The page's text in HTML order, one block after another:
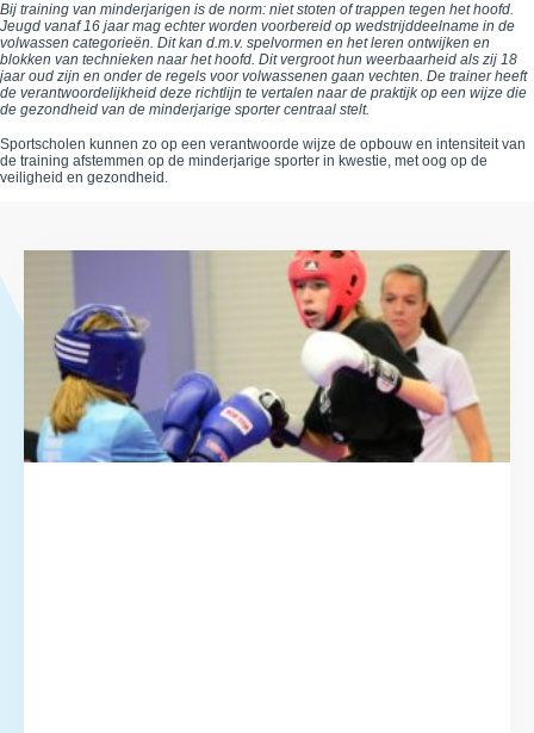
Bij training van minderjarigen is de norm: niet stoten of trappen tegen het hoofd.
Jeugd vanaf 16 jaar mag echter worden voorbereid op wedstrijddeelname in de
volwassen categorieën. Dit kan d.m.v. spelvormen en het leren ontwijken en
blokken van technieken naar het hoofd. Dit vergroot hun weerbaarheid als zij 18
jaar oud zijn en onder de regels voor volwassenen gaan vechten. De trainer heeft
de verantwoordelijkheid deze richtlijn te vertalen naar de praktijk op een wijze die
de gezondheid van de minderjarige sporter centraal stelt.
Sportscholen kunnen zo op een verantwoorde wijze de opbouw en intensiteit van
de training afstemmen op de minderjarige sporter in kwestie, met oog op de
veiligheid en gezondheid.